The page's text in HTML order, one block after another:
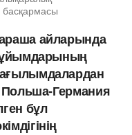
айларында
ұйымдарының
Польша-Германия
бұл